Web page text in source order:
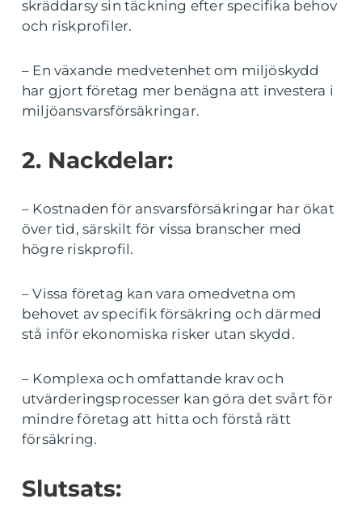
skräddarsy sin täckning efter specifika behov
och riskprofiler.
– En växande medvetenhet om miljöskydd
har gjort företag mer benägna att investera i
miljöansvarsförsäkringar.
2. Nackdelar:
– Kostnaden för ansvarsförsäkringar har ökat
över tid, särskilt för vissa branscher med
högre riskprofil.
– Vissa företag kan vara omedvetna om
behovet av specifik försäkring och därmed
stå inför ekonomiska risker utan skydd.
– Komplexa och omfattande krav och
utvärderingsprocesser kan göra det svårt för
mindre företag att hitta och förstå rätt
försäkring.
Slutsats: